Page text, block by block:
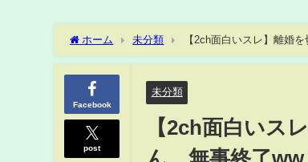
ホーム 未分類 【2ch面白いスレ】離婚
Facebook
post
未分類
【2ch面白いス